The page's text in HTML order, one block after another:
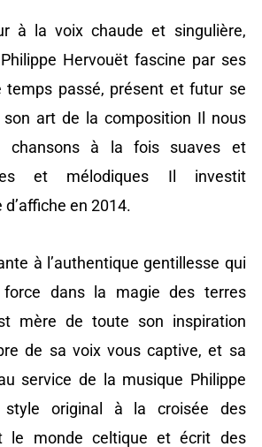
à la voix chaude et singulière,
Hervouët fascine par ses
temps passé, présent et futur se
son art de la composition Il nous
chansons à la fois suaves et
et mélodiques Il investit
d’affiche en 2014.
à l’authentique gentillesse qui
dans la magie des terres
mère de toute son inspiration
de sa voix vous captive, et sa
service de la musique Philippe
style original à la croisée des
le monde celtique et écrit des